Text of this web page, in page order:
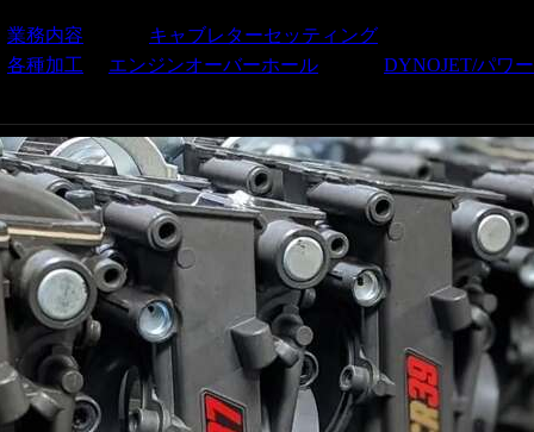
業務内容
キャブレターセッティング
各種加工
エンジンオーバーホール DYNOJET/パワ